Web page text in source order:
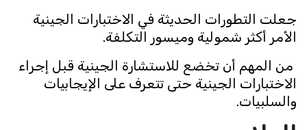
جعلت التطورات الحديثة في الاختبارات الجينية
الأمر أكثر شمولية وميسور التكلفة.
من المهم أن تخضع للاستشارة الجينية قبل إجراء
الاختبارات الجينية حتى تتعرف على الإيجابيات
والسلبيات.